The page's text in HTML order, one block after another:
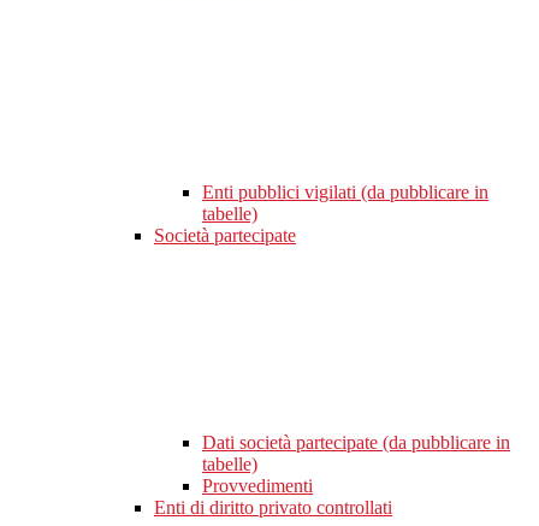
Enti pubblici vigilati (da pubblicare in
tabelle)
Società partecipate
Dati società partecipate (da pubblicare in
tabelle)
Provvedimenti
Enti di diritto privato controllati